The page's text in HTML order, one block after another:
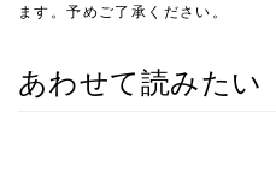
ます。予めご了承ください。
あわせて読みたい